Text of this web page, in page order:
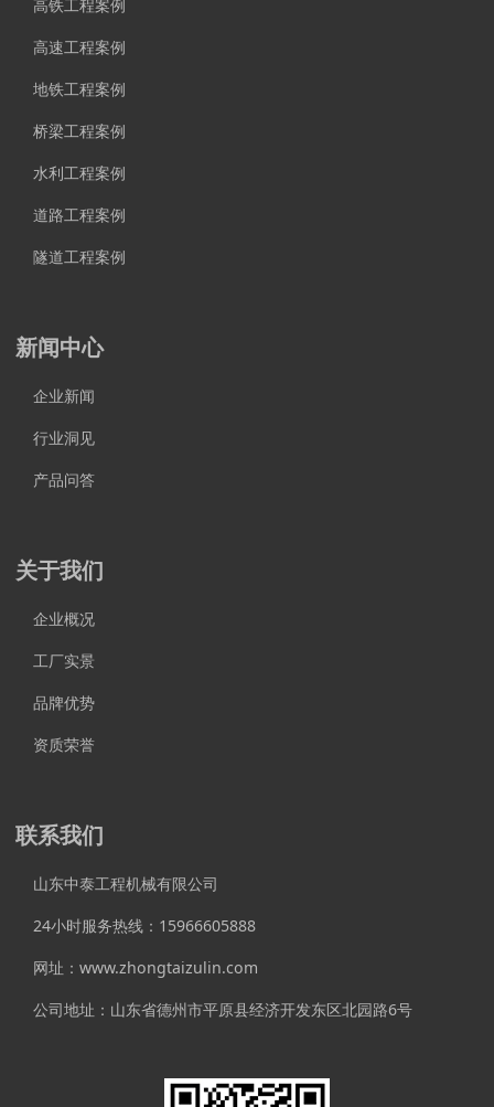
高铁工程案例
高速工程案例
地铁工程案例
桥梁工程案例
水利工程案例
道路工程案例
隧道工程案例
新闻中心
企业新闻
行业洞见
产品问答
关于我们
企业概况
工厂实景
品牌优势
资质荣誉
联系我们
山东中泰工程机械有限公司
24小时服务热线：15966605888
网址：www.zhongtaizulin.com
公司地址：山东省德州市平原县经济开发东区北园路6号